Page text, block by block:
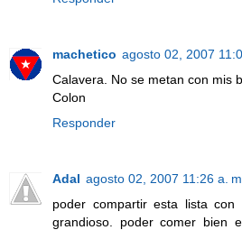
machetico agosto 02, 2007
Calavera. No se metan con mis
Colon
Responder
Adal agosto 02, 2007 11:26 a. m.
poder compartir esta lista
grandioso. poder comer bien